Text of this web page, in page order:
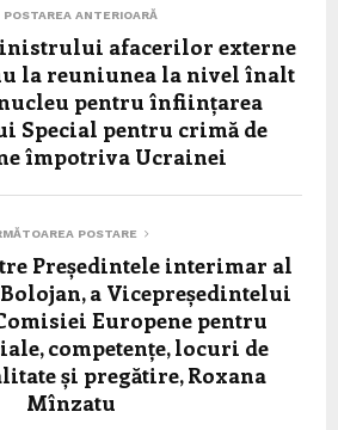
POSTAREA ANTERIOARĂ
afacerilor externe
la reuniunea la nivel înalt
pentru înființarea
Special pentru crimă de
împotriva Ucrainei
POSTARE
Președintele interimar al
a Vicepreședintelui
Europene pentru
competențe, locuri de
și pregătire, Roxana
Mînzatu